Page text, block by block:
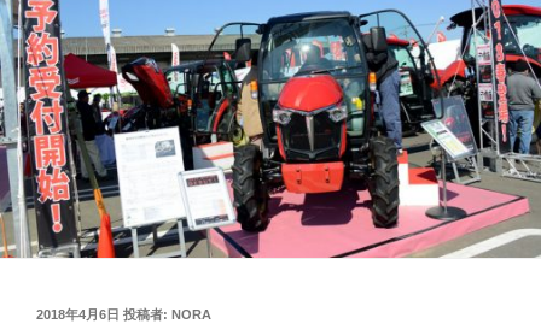
投
2018年4月6日 投稿者: NORA